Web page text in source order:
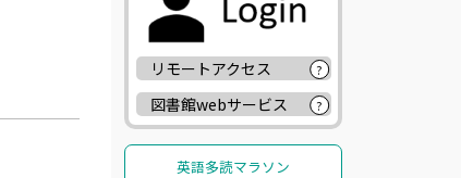
リモートアクセス ?
図書館webサービス ?
英語多読マラソン